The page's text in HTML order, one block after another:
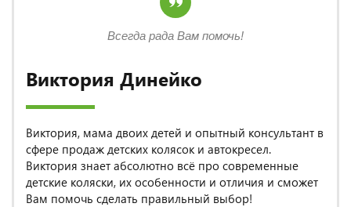
Виктория Динейко
Виктория, мама двоих детей и опытный консультант в
сфере продаж детских колясок и автокресел.
Виктория знает абсолютно всё про современные
детские коляски, их особенности и отличия и сможет
Вам помочь сделать правильный выбор!
Всегда рада Вам помочь!